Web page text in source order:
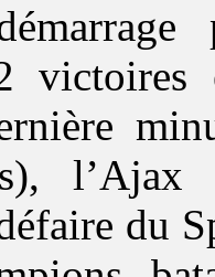
l’Ajax
du